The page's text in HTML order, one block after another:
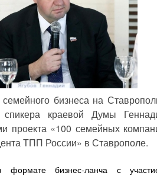
бизнеса на
краевой Думы
проекта «100 семейных
ТПП России» в Ставрополе.
бизнес-ланча с